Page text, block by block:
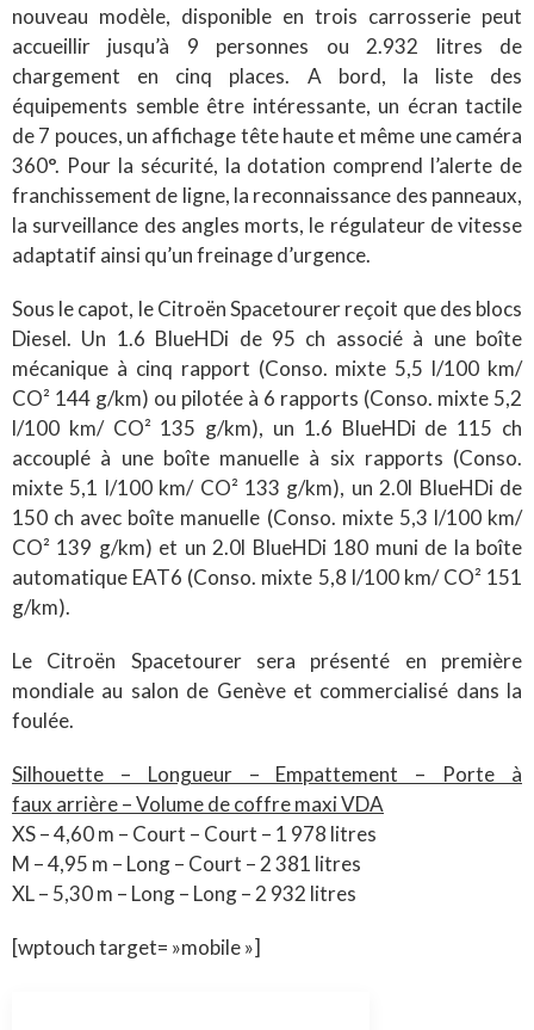
nouveau modèle, disponible en trois carrosserie peut
accueillir jusqu’à 9 personnes ou 2.932 litres de
chargement en cinq places. A bord, la liste des
équipements semble être intéressante, un écran tactile
de 7 pouces, un affichage tête haute et même une caméra
360°. Pour la sécurité, la dotation comprend l’alerte de
franchissement de ligne, la reconnaissance des panneaux,
la surveillance des angles morts, le régulateur de vitesse
adaptatif ainsi qu’un freinage d’urgence.
Sous le capot, le Citroën Spacetourer reçoit que des blocs
Diesel. Un 1.6 BlueHDi de 95 ch associé à une boîte
mécanique à cinq rapport (Conso. mixte 5,5 l/100 km/
CO² 144 g/km) ou pilotée à 6 rapports (Conso. mixte 5,2
l/100 km/ CO² 135 g/km), un 1.6 BlueHDi de 115 ch
accouplé à une boîte manuelle à six rapports (Conso.
mixte 5,1 l/100 km/ CO² 133 g/km), un 2.0l BlueHDi de
150 ch avec boîte manuelle (Conso. mixte 5,3 l/100 km/
CO² 139 g/km) et un 2.0l BlueHDi 180 muni de la boîte
automatique EAT6 (Conso. mixte 5,8 l/100 km/ CO² 151
g/km).
Le Citroën Spacetourer sera présenté en première
mondiale au salon de Genève et commercialisé dans la
foulée.
Silhouette – Longueur – Empattement – Porte à
faux arrière – Volume de coffre maxi VDA
XS – 4,60 m – Court – Court – 1 978 litres
M – 4,95 m – Long – Court – 2 381 litres
XL – 5,30 m – Long – Long – 2 932 litres
[wptouch target= »mobile »]